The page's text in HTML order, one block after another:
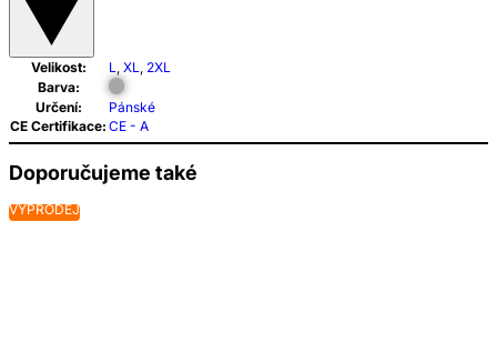
Velikost: L, XL, 2XL
Barva:
Určení:
Pánské
CE Certifikace: CE - A
Doporučujeme také
VÝPRODEJ